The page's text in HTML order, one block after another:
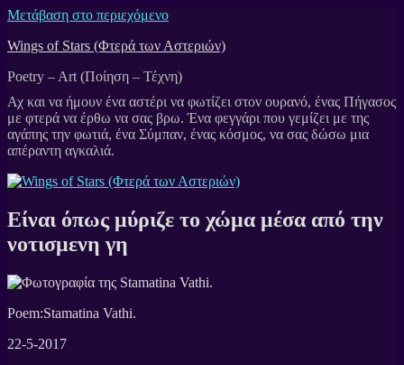
Μετάβαση στο περιεχόμενο
Wings of Stars (Φτερά των Αστεριών)
Poetry – Art (Ποίηση – Τέχνη)
Είναι όπως μύριζε το χώμα μέσα από την
νοτισμενη γη
Poem:Stamatina Vathi.
22-5-2017